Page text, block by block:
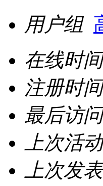
用户组
在线时间
注册时间
最后访问
上次活
上次发